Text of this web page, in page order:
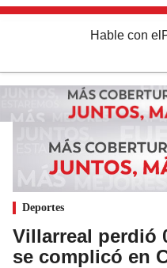
Hable con el
Deportes
Villarreal perdió
se complicó en